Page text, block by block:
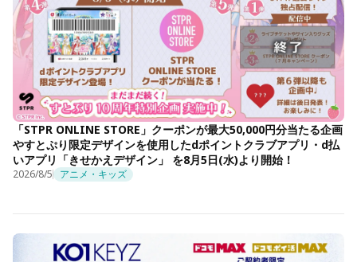
「STPR ONLINE STORE」クーポンが最大50,000円分当たる企画
やすとぷり限定デザインを使用したdポイントクラブアプリ・d払
いアプリ「きせかえデザイン」 を8月5日(水)より開始！
2026/8/5 アニメ・キッズ